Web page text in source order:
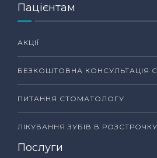
Пацієнтам
АКЦІЇ
БЕЗКОШТОВНА КОНСУЛЬТАЦІЯ
ПИТАННЯ СТОМАТОЛОГУ
ЛІКУВАННЯ ЗУБІВ В РОЗСТРОЧКУ
Послуги